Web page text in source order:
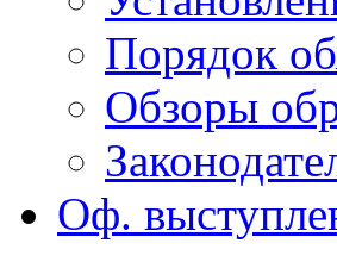
Порядок
Обзоры
Оф.